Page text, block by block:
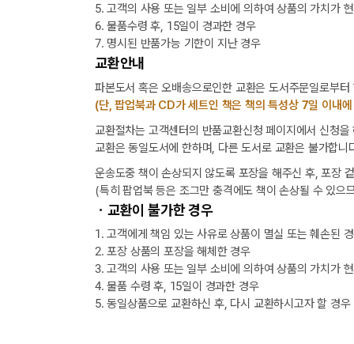
5. 고객의 사용 또는 일부 소비에 의하여 상품의 가치가
6. 물품수령 후, 15일이 경과한 경우
7. 명시된 반품가능 기한이 지난 경우
교환안내
파본도서 혹은 오배송으로인한 교환은 도서주문일로부
(단, 팝업북과 CD가 세트인 책은 책의 특성상 7일 이내
교환절차는 고객센터의 반품교환신청 페이지에서 신청
교환은 동일도서에 한하며, 다른 도서로 교환은 불가합니
운송도중 책이 손상되지 않도록 포장을 해주신 후, 포장
(특히 팝업북 등은 조그만 충격에도 책이 손상될 수 있으
ㆍ교환이 불가한 경우
1. 고객에게 책임 있는 사유로 상품이 멸실 또는 훼손된
2. 포장 상품의 포장을 해체한 경우
3. 고객의 사용 또는 일부 소비에 의하여 상품의 가치가
4. 물품 수령 후, 15일이 경과한 경우
5. 동일상품으로 교환하신 후, 다시 교환하시고자 할 경
[8월] 무이자 할부행사 안내
★ 입금자를 찾습니다.